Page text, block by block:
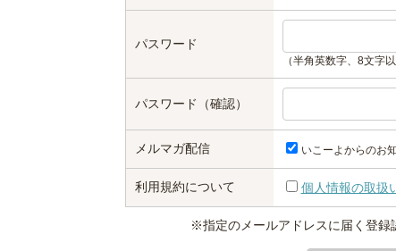
パスワード
（半角英数字、8文字
パスワード（確認）
メルマガ配信 いこーよからのお
利用規約について 個人情報の取扱
※指定のメールアドレスに届く登録